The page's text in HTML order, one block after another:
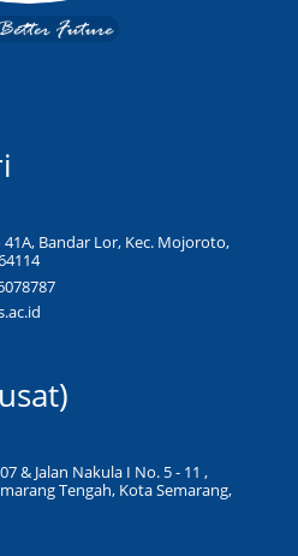
Bandar Lor, Kec. Mojoroto,
& Jalan Nakula I No. 5 - 11 ,
Tengah, Kota Semarang,